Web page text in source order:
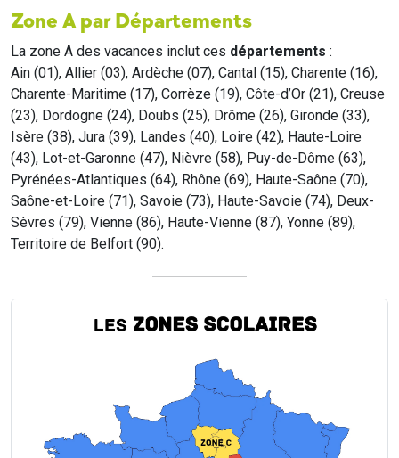
Zone A par Départements
La zone A des vacances inclut ces départements :
Ain (01), Allier (03), Ardèche (07), Cantal (15), Charente (16),
Charente-Maritime (17), Corrèze (19), Côte-d’Or (21), Creuse
(23), Dordogne (24), Doubs (25), Drôme (26), Gironde (33),
Isère (38), Jura (39), Landes (40), Loire (42), Haute-Loire
(43), Lot-et-Garonne (47), Nièvre (58), Puy-de-Dôme (63),
Pyrénées-Atlantiques (64), Rhône (69), Haute-Saône (70),
Saône-et-Loire (71), Savoie (73), Haute-Savoie (74), Deux-
Sèvres (79), Vienne (86), Haute-Vienne (87), Yonne (89),
Territoire de Belfort (90).